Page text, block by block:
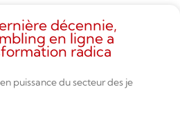
décennie,
en ligne a
radica
puissance du secteur des je